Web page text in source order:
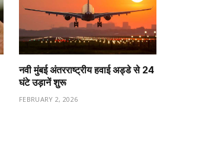
नवी मुंबई अंतरराष्ट्रीय हवाई अड्डे से 24
घंटे उड़ानें शुरू
FEBRUARY 2, 2026